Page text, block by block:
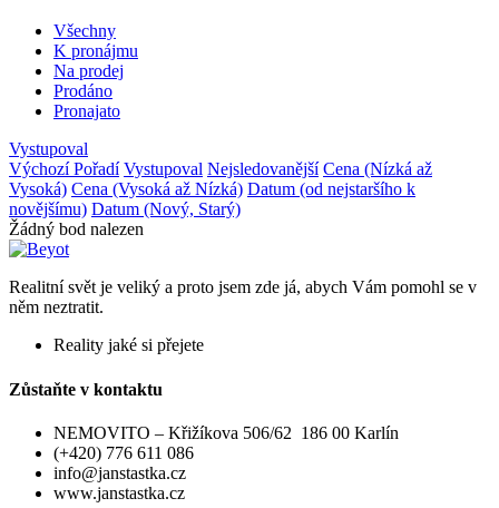
Všechny
K pronájmu
Na prodej
Prodáno
Pronajato
Vystupoval
Výchozí Pořadí Vystupoval Nejsledovanější Cena (Nízká až
Vysoká) Cena (Vysoká až Nízká) Datum (od nejstaršího k
novějšímu) Datum (Nový, Starý)
Žádný bod nalezen
Realitní svět je veliký a proto jsem zde já, abych Vám pomohl se v
něm neztratit.
Reality jaké si přejete
Zůstaňte v kontaktu
NEMOVITO – Křižíkova 506/62 186 00 Karlín
(+420) 776 611 086
info@janstastka.cz
www.janstastka.cz